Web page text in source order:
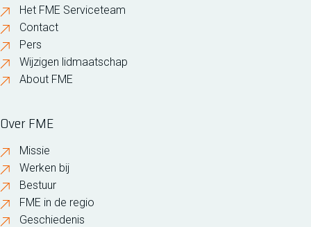
Het FME Serviceteam
Contact
Pers
Wijzigen lidmaatschap
About FME
Over FME
Missie
Werken bij
Bestuur
FME in de regio
Geschiedenis